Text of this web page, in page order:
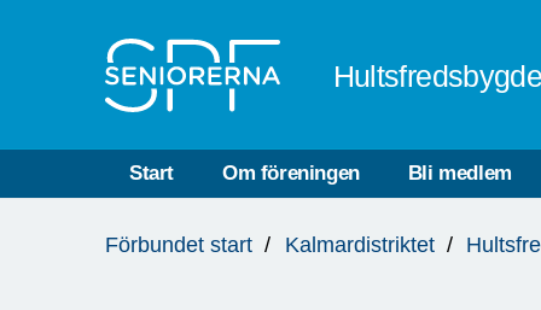
Start Om föreningen Bli medlem
är
Förbundet start Kalmardistriktet